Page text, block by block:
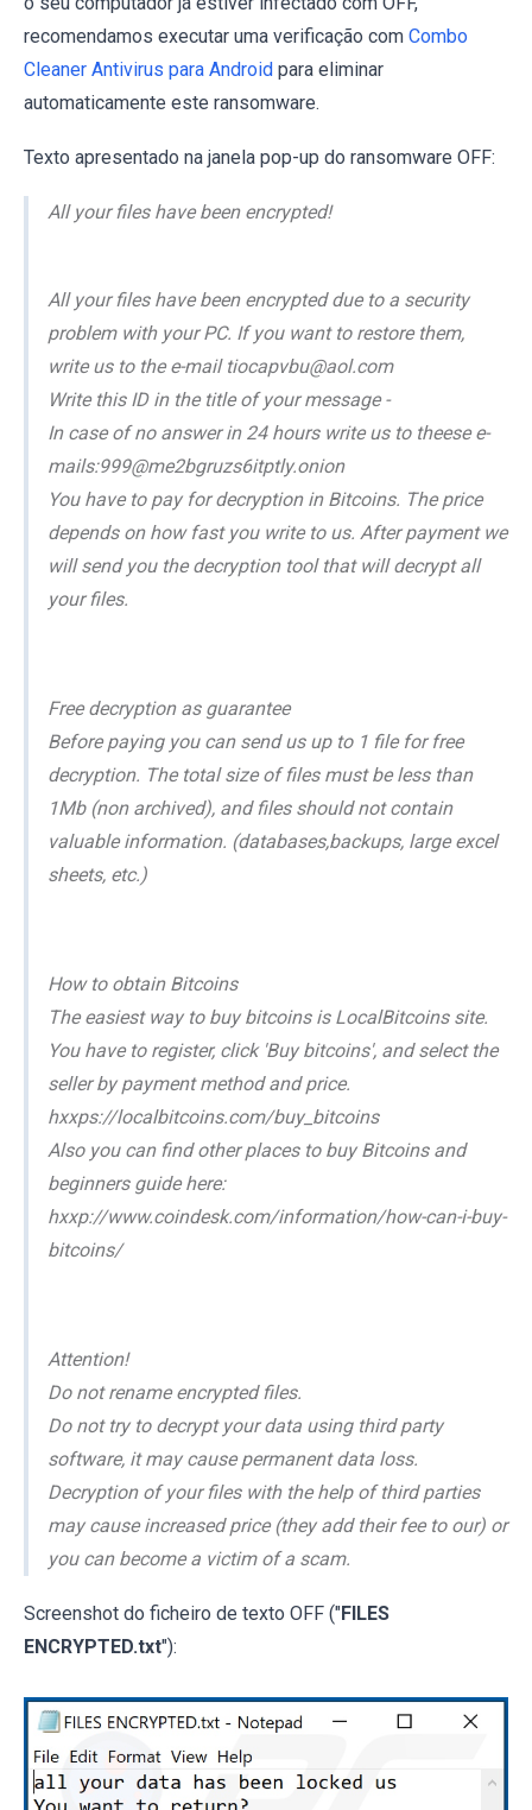
recomendamos executar uma verificação com Combo
Cleaner Antivirus para Android para eliminar
automaticamente este ransomware.
Texto apresentado na janela pop-up do ransomware OFF:
All your files have been encrypted!
All your files have been encrypted due to a security
problem with your PC. If you want to restore them,
write us to the e-mail tiocapvbu@aol.com
Write this ID in the title of your message -
In case of no answer in 24 hours write us to theese e-
mails:999@me2bgruzs6itptly.onion
You have to pay for decryption in Bitcoins. The price
depends on how fast you write to us. After payment we
will send you the decryption tool that will decrypt all
your files.
Free decryption as guarantee
Before paying you can send us up to 1 file for free
decryption. The total size of files must be less than
1Mb (non archived), and files should not contain
valuable information. (databases,backups, large excel
sheets, etc.)
How to obtain Bitcoins
The easiest way to buy bitcoins is LocalBitcoins site.
You have to register, click 'Buy bitcoins', and select the
seller by payment method and price.
hxxps://localbitcoins.com/buy_bitcoins
Also you can find other places to buy Bitcoins and
beginners guide here:
hxxp://www.coindesk.com/information/how-can-i-buy-
bitcoins/
Attention!
Do not rename encrypted files.
Do not try to decrypt your data using third party
software, it may cause permanent data loss.
Decryption of your files with the help of third parties
may cause increased price (they add their fee to our) or
you can become a victim of a scam.
Screenshot do ficheiro de texto OFF ("FILES
ENCRYPTED.txt"):